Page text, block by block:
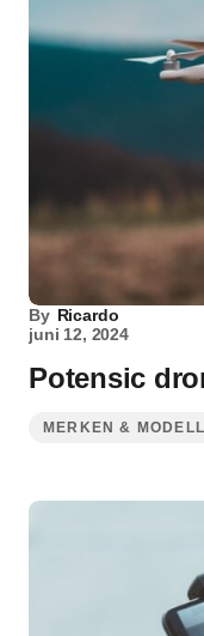
By Ricardo
juni 12, 2024
Potensic
MERKEN &